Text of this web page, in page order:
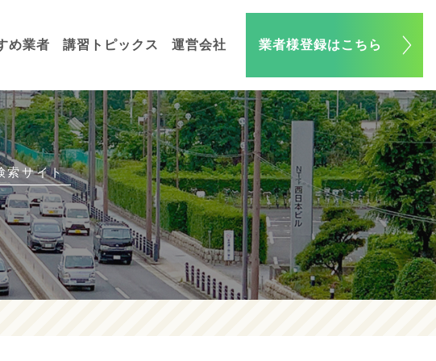
め業者 講習トピックス 運営会社 業者様登録はこちら
索サイト